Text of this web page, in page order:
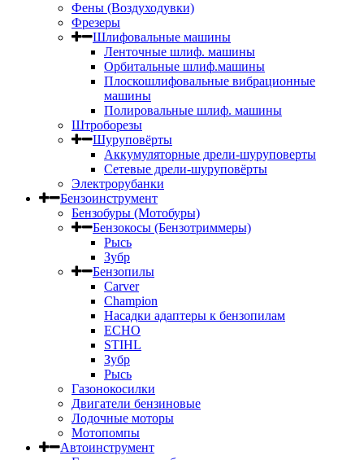
Фены (Воздуходувки)
Фрезеры
Шлифовальные машины
Ленточные шлиф. машины
Орбитальные шлиф.машины
Плоскошлифовальные вибрационные
машины
Полировальные шлиф. машины
Штроборезы
Шуруповёрты
Аккумуляторные дрели-шуруповерты
Сетевые дрели-шуруповёрты
Электрорубанки
Бензоинструмент
Бензобуры (Мотобуры)
Бензокосы (Бензотриммеры)
Рысь
Зубр
Бензопилы
Carver
Champion
Насадки адаптеры к бензопилам
ECHO
STIHL
Зубр
Рысь
Газонокосилки
Двигатели бензиновые
Лодочные моторы
Мотопомпы
Автоинструмент